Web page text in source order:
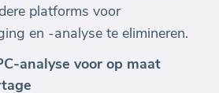
platforms voor
en -analyse te elimineren.
analyse voor op maat